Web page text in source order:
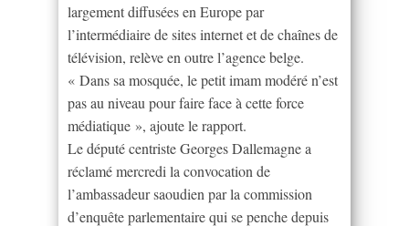
largement diffusées en Europe par
l’intermédiaire de sites internet et de chaînes de
télévision, relève en outre l’agence belge.
« Dans sa mosquée, le petit imam modéré n’est
pas au niveau pour faire face à cette force
médiatique », ajoute le rapport.
Le député centriste Georges Dallemagne a
réclamé mercredi la convocation de
l’ambassadeur saoudien par la commission
d’enquête parlementaire qui se penche depuis